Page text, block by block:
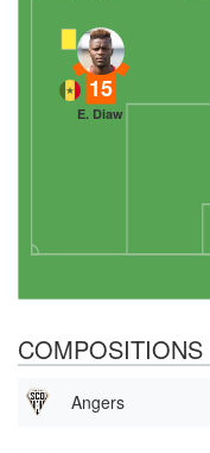
15
E. Diaw
COMPOSITIONS
Angers